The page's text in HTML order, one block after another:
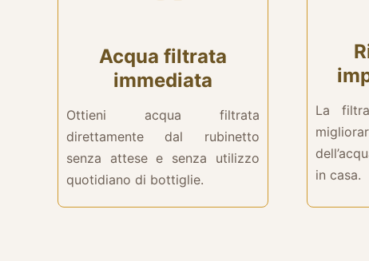
Acqua filtrata
immediata
Ottieni acqua filtrata
direttamente dal rubinetto
senza attese e senza utilizzo
quotidiano di bottiglie.
La
in casa.